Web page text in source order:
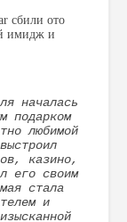
сбили ото
имидж и
началась
подарком
любимой
казино,
его своим
стала
и